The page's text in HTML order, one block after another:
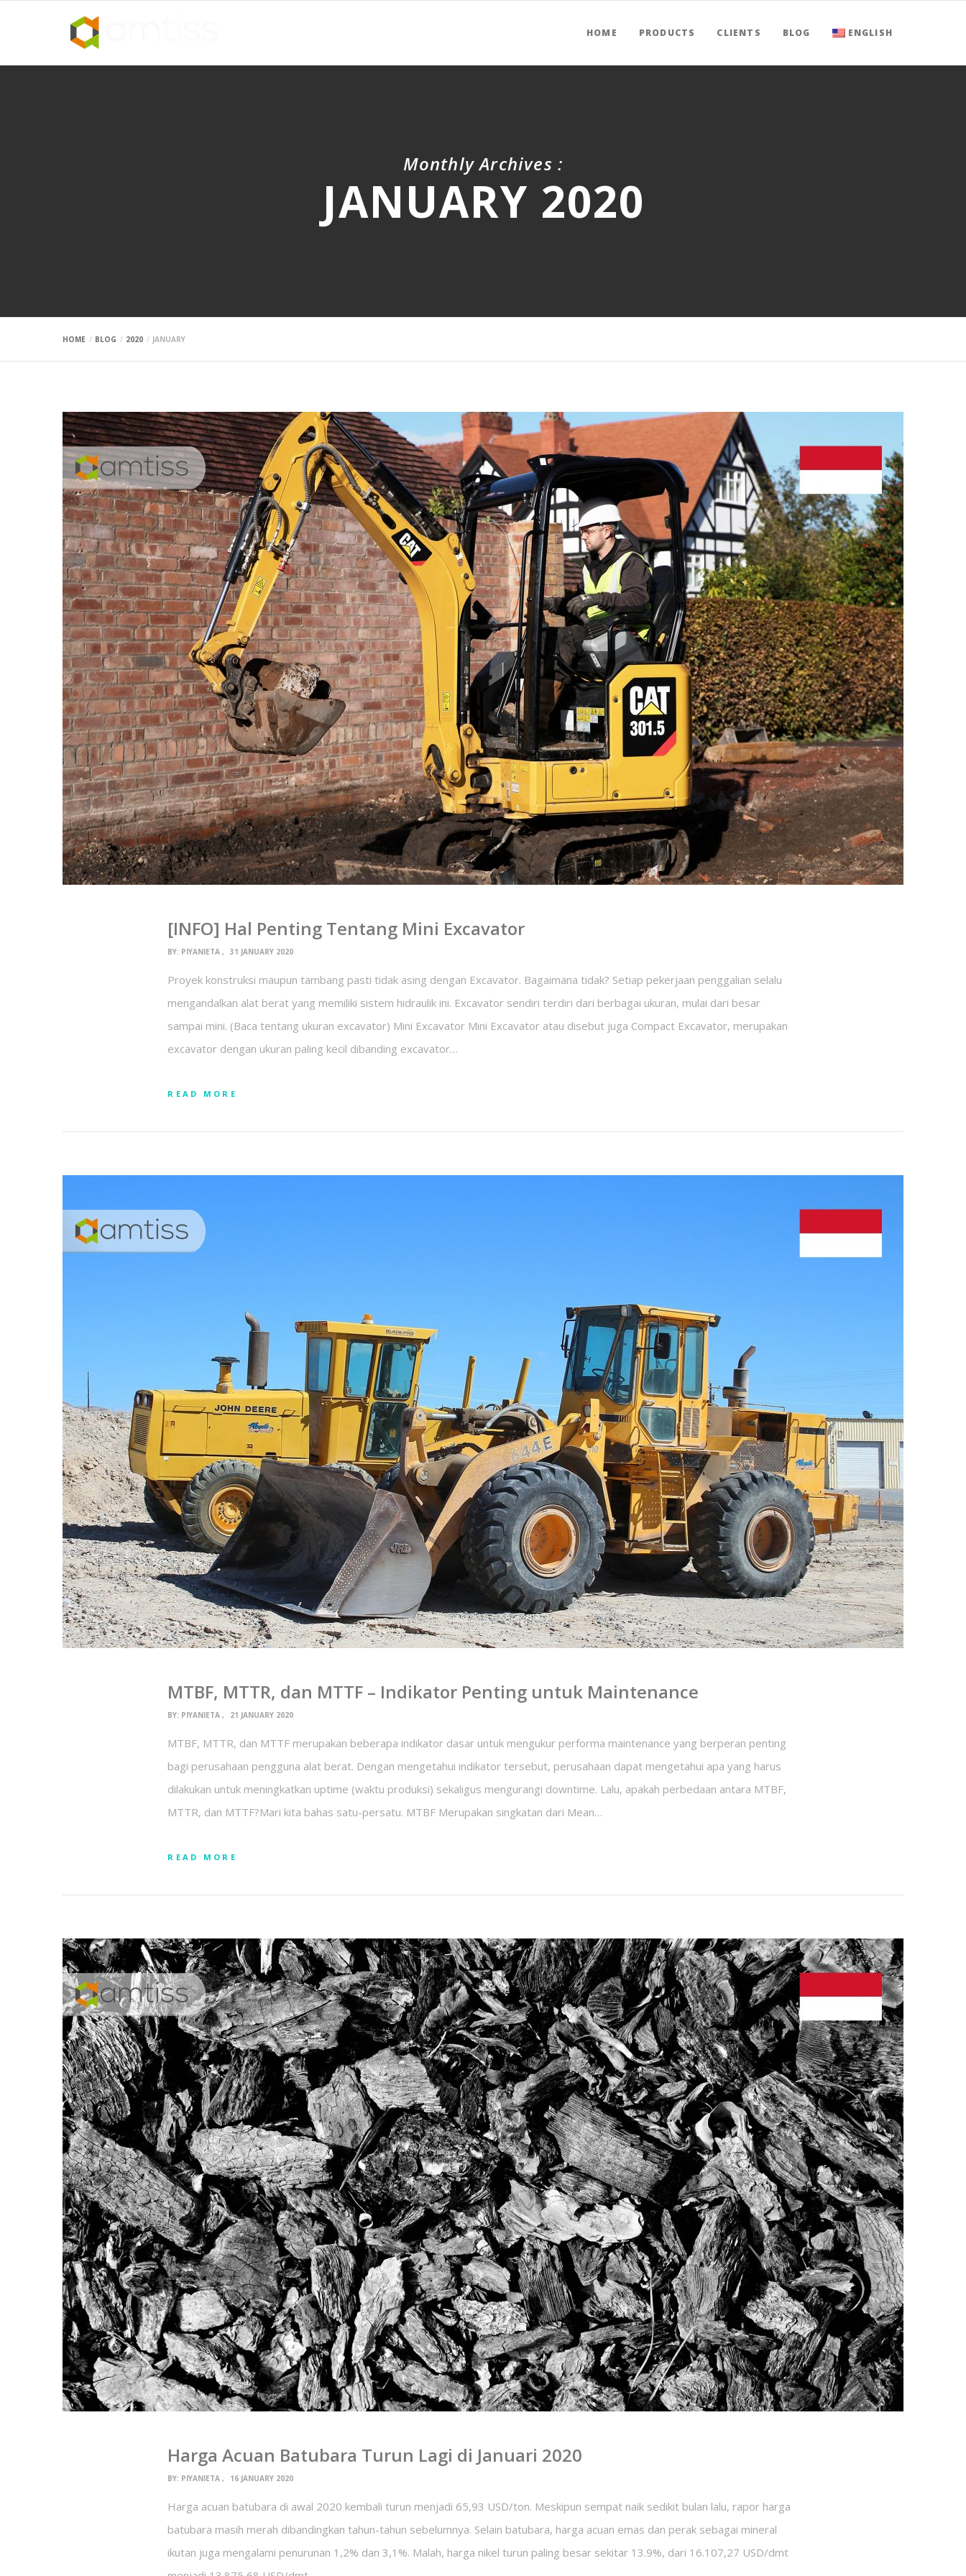
HOME PRODUCTS CLIENTS BLOG ENGLISH
Monthly Archives :
JANUARY 2020
HOME BLOG 2020 JANUARY
[INFO] Hal Penting Tentang Mini Excavator
BY: PIYANIETA 31 JANUARY 2020
Proyek konstruksi maupun tambang pasti tidak asing dengan Excavator. Bagaimana tidak? Setiap pekerjaan penggalian selalu
mengandalkan alat berat yang memiliki sistem hidraulik ini. Excavator sendiri terdiri dari berbagai ukuran, mulai dari besar
sampai mini. (Baca tentang ukuran excavator) Mini Excavator Mini Excavator atau disebut juga Compact Excavator, merupakan
excavator dengan ukuran paling kecil dibanding excavator…
READ MORE
MTBF, MTTR, dan MTTF – Indikator Penting untuk Maintenance
BY: PIYANIETA 21 JANUARY 2020
MTBF, MTTR, dan MTTF merupakan beberapa indikator dasar untuk mengukur performa maintenance yang berperan penting
bagi perusahaan pengguna alat berat. Dengan mengetahui indikator tersebut, perusahaan dapat mengetahui apa yang harus
dilakukan untuk meningkatkan uptime (waktu produksi) sekaligus mengurangi downtime. Lalu, apakah perbedaan antara MTBF,
MTTR, dan MTTF?Mari kita bahas satu-persatu. MTBF Merupakan singkatan dari Mean…
READ MORE
Harga Acuan Batubara Turun Lagi di Januari 2020
BY: PIYANIETA 16 JANUARY 2020
Harga acuan batubara di awal 2020 kembali turun menjadi 65,93 USD/ton. Meskipun sempat naik sedikit bulan lalu, rapor harga
batubara masih merah dibandingkan tahun-tahun sebelumnya. Selain batubara, harga acuan emas dan perak sebagai mineral
ikutan juga mengalami penurunan 1,2% dan 3,1%. Malah, harga nikel turun paling besar sekitar 13.9%, dari 16.107,27 USD/dmt